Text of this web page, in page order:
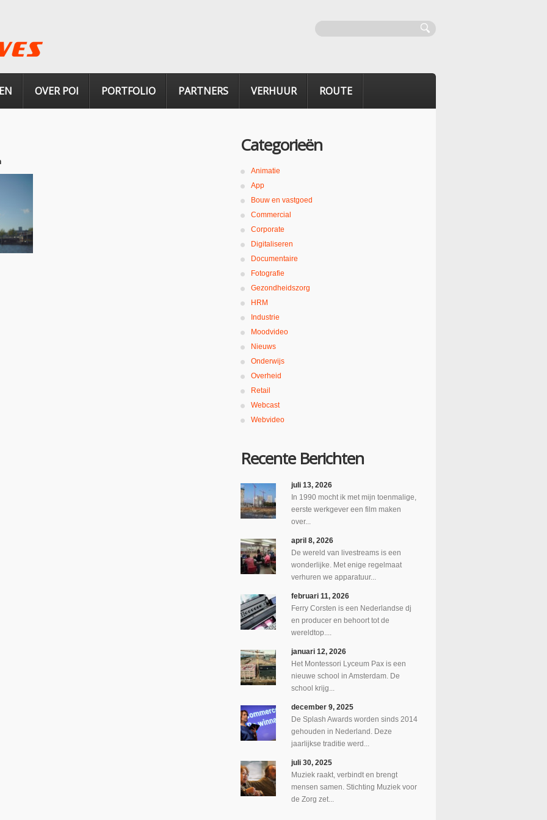
OVER POI PORTFOLIO PARTNERS VERHUUR ROUTE
Categorieën
Animatie
App
Bouw en vastgoed
Commercial
Corporate
Digitaliseren
Documentaire
Fotografie
Gezondheidszorg
HRM
Industrie
Moodvideo
Nieuws
Onderwijs
Overheid
Retail
Webcast
Webvideo
Recente Berichten
juli 13, 2026
In 1990 mocht ik met mijn toenmalige,
eerste werkgever een film maken
over...
april 8, 2026
De wereld van livestreams is een
wonderlijke. Met enige regelmaat
verhuren we apparatuur...
februari 11, 2026
Ferry Corsten is een Nederlandse dj
en producer en behoort tot de
wereldtop....
januari 12, 2026
Het Montessori Lyceum Pax is een
nieuwe school in Amsterdam. De
school krijg...
december 9, 2025
De Splash Awards worden sinds 2014
gehouden in Nederland. Deze
jaarlijkse traditie werd...
juli 30, 2025
Muziek raakt, verbindt en brengt
mensen samen. Stichting Muziek voor
de Zorg zet...